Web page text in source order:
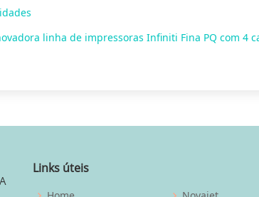
linha de impressoras Infiniti Fina PQ com 4
Links úteis